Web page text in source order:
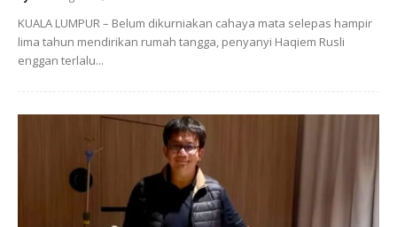
KUALA LUMPUR – Belum dikurniakan cahaya mata selepas hampir
lima tahun mendirikan rumah tangga, penyanyi Haqiem Rusli
enggan terlalu...